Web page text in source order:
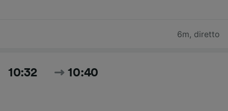
6m, diretto
10:32 10:40